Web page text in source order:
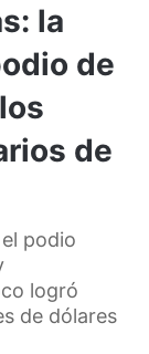
la
de
de
podio
logró
de dólares